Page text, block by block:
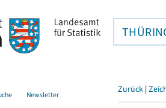
Newsletter Zurück |